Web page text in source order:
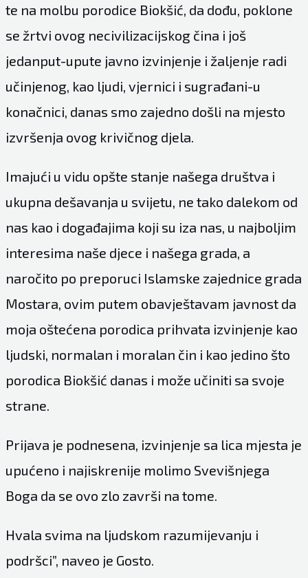
te na molbu porodice Biokšić, da dođu, poklone
se žrtvi ovog necivilizacijskog čina i još
jedanput-upute javno izvinjenje i žaljenje radi
učinjenog, kao ljudi, vjernici i sugrađani-u
konačnici, danas smo zajedno došli na mjesto
izvršenja ovog krivičnog djela.
Imajući u vidu opšte stanje našega društva i
ukupna dešavanja u svijetu, ne tako dalekom od
nas kao i događajima koji su iza nas, u najboljim
interesima naše djece i našega grada, a
naročito po preporuci Islamske zajednice grada
Mostara, ovim putem obavještavam javnost da
moja oštećena porodica prihvata izvinjenje kao
ljudski, normalan i moralan čin i kao jedino što
porodica Biokšić danas i može učiniti sa svoje
strane.
Prijava je podnesena, izvinjenje sa lica mjesta je
upućeno i najiskrenije molimo Svevišnjega
Boga da se ovo zlo završi na tome.
Hvala svima na ljudskom razumijevanju i
podršci”, naveo je Gosto.